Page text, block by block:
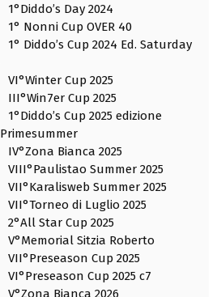
1°Diddo’s Day 2024
1° Nonni Cup OVER 40
1° Diddo’s Cup 2024 Ed. Saturday
VI°Winter Cup 2025
III°Win7er Cup 2025
1°Diddo’s Cup 2025 edizione
Primesummer
IV°Zona Bianca 2025
VIII°Paulistao Summer 2025
VII°Karalisweb Summer 2025
VII°Torneo di Luglio 2025
2°All Star Cup 2025
V°Memorial Sitzia Roberto
VII°Preseason Cup 2025
VI°Preseason Cup 2025 c7
V°Zona Bianca 2026